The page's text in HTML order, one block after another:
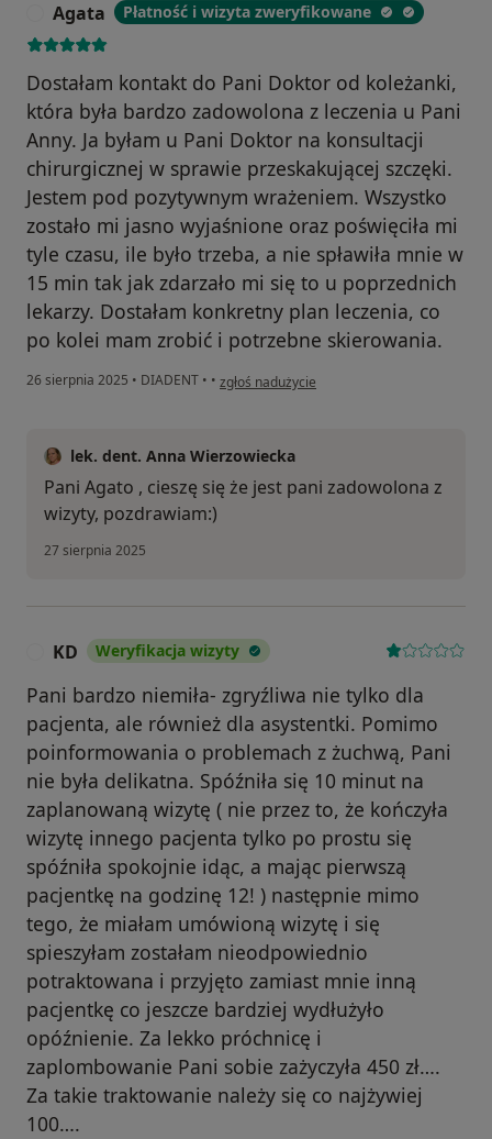
Agata Płatność i wizyta zweryfikowane
Dostałam kontakt do Pani Doktor od koleżanki,
która była bardzo zadowolona z leczenia u Pani
Anny. Ja byłam u Pani Doktor na konsultacji
chirurgicznej w sprawie przeskakującej szczęki.
Jestem pod pozytywnym wrażeniem. Wszystko
zostało mi jasno wyjaśnione oraz poświęciła mi
tyle czasu, ile było trzeba, a nie spławiła mnie w
15 min tak jak zdarzało mi się to u poprzednich
lekarzy. Dostałam konkretny plan leczenia, co
po kolei mam zrobić i potrzebne skierowania.
26 sierpnia 2025 • DIADENT • • w opinii użytkownika Agata
zgłoś nadużycie
lek. dent. Anna Wierzowiecka
Pani Agato , cieszę się że jest pani zadowolona z
wizyty, pozdrawiam:)
27 sierpnia 2025
KD Weryfikacja wizyty
Pani bardzo niemiła- zgryźliwa nie tylko dla
pacjenta, ale również dla asystentki. Pomimo
poinformowania o problemach z żuchwą, Pani
nie była delikatna. Spóźniła się 10 minut na
zaplanowaną wizytę ( nie przez to, że kończyła
wizytę innego pacjenta tylko po prostu się
spóźniła spokojnie idąc, a mając pierwszą
pacjentkę na godzinę 12! ) następnie mimo
tego, że miałam umówioną wizytę i się
spieszyłam zostałam nieodpowiednio
potraktowana i przyjęto zamiast mnie inną
pacjentkę co jeszcze bardziej wydłużyło
opóźnienie. Za lekko próchnicę i
zaplombowanie Pani sobie zażyczyła 450 zł….
Za takie traktowanie należy się co najżywiej
100….